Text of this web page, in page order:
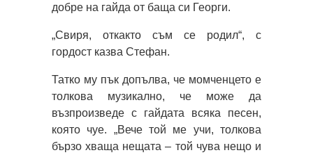
добре на гайда от баща си Георги.
„Свиря, откакто съм се родил“, с
гордост казва Стефан.
Татко му пък допълва, че момченцето е
толкова музикално, че може да
възпроизведе с гайдата всяка песен,
която чуе. „Вече той ме учи, толкова
бързо хваща нещата – той чува нещо и